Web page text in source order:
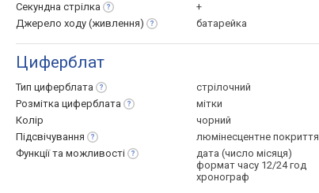
Секундна стрілка
+
Джерело ходу (живлення) батарейка
Циферблат
Тип циферблата
стрілочний
Розмітка циферблата
мітки
Колір
чорний
Підсвічування
люмінесцентне покриття
Функції та можливості
дата (число місяця)
формат часу 12/24 год
хронограф